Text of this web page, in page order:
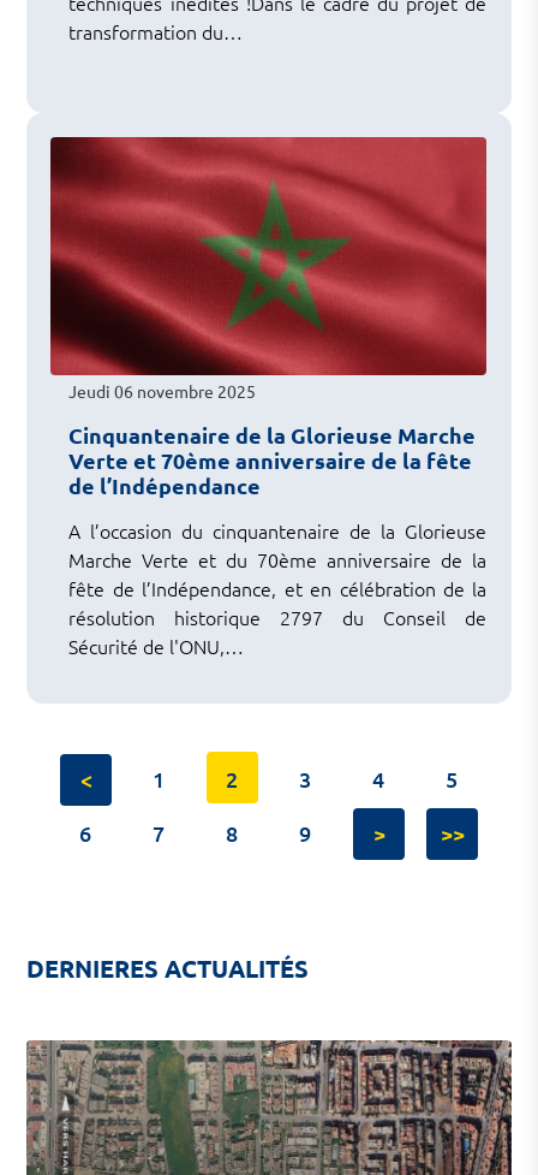
transformation du…
Jeudi 06 novembre 2025
Cinquantenaire de la Glorieuse Marche
Verte et 70ème anniversaire de la fête
de l’Indépendance
A l’occasion du cinquantenaire de la Glorieuse
Marche Verte et du 70ème anniversaire de la
fête de l’Indépendance, et en célébration de la
résolution historique 2797 du Conseil de
Sécurité de l'ONU,…
< 1 2 3 4
5
6
7 8 9 > >>
DERNIERES ACTUALITÉS